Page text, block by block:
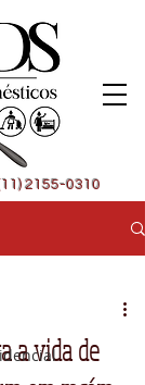
2155-0310
a vida de